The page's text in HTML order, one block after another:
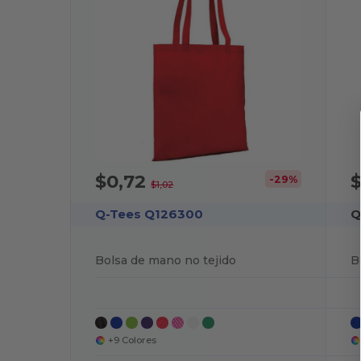
$0,72$1,02 -29%
Q-Tees Q126300
Bolsa de mano no tejido
+9 Colores